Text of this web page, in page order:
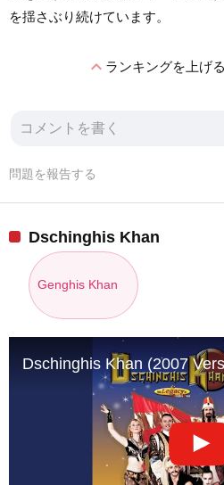
を揺さぶり続けています。
expand_lessランキングを上げる
問題を報告する
Dschinghis Khan
Genghis Khan
Dschinghis Khan (2007